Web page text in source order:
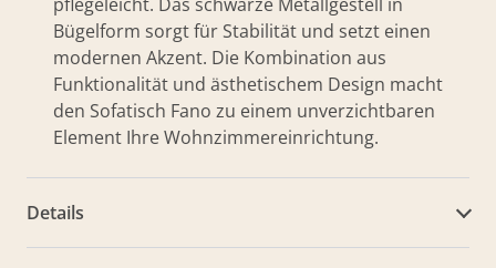
Bügelform sorgt für Stabilität und setzt einen
modernen Akzent. Die Kombination aus
Funktionalität und ästhetischem Design macht
den Sofatisch Fano zu einem unverzichtbaren
Element Ihre Wohnzimmereinrichtung.
Details